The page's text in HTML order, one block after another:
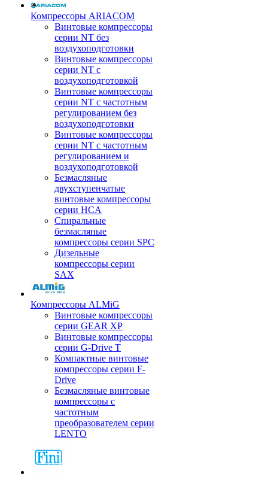
Компрессоры ARIACOM
Винтовые компрессоры
серии NT без
воздухоподготовки
Винтовые компрессоры
серии NT c
воздухоподготовкой
Винтовые компрессоры
серии NT с частотным
регулированием без
воздухоподготовки
Винтовые компрессоры
серии NT с частотным
регулированием и
воздухоподготовкой
Безмасляные
двухступенчатые
винтовые компрессоры
серии HCA
Спиральные
безмасляные
компрессоры серии SPC
Дизельные
компрессоры серии
SAX
Компрессоры ALMiG
Винтовые компрессоры
серии GEAR XP
Винтовые компрессоры
серии G-Drive T
Компактные винтовые
компрессоры серии F-
Drive
Безмасляные винтовые
компрессоры с
частотным
преобразователем серии
LENTO